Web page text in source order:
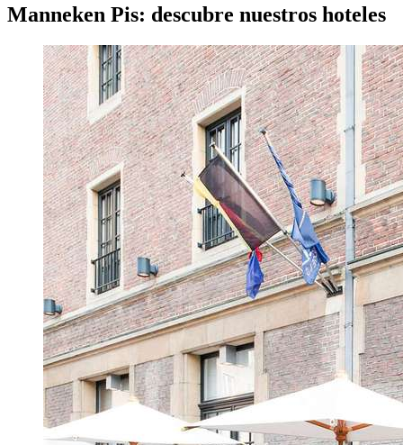
Manneken Pis: descubre nuestros hoteles